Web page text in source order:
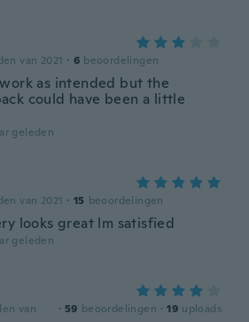
van 2021 · 6 beoordelingen
as intended but the
could have been a little
geleden
van 2021 · 15 beoordelingen
looks great lm satisfied
geleden
van
· 59 beoordelingen · 19 uploads